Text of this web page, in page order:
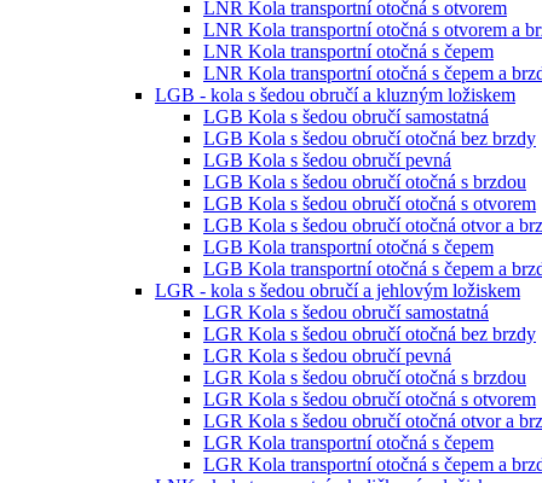
LNR Kola transportní otočná s otvorem
LNR Kola transportní otočná s otvorem a
LNR Kola transportní otočná s čepem
LNR Kola transportní otočná s čepem a
LGB - kola s šedou obručí a kluzným ložiskem
LGB Kola s šedou obručí samostatná
LGB Kola s šedou obručí otočná bez brzdy
LGB Kola s šedou obručí pevná
LGB Kola s šedou obručí otočná s brzdou
LGB Kola s šedou obručí otočná s otvorem
LGB Kola s šedou obručí otočná otvor a
LGB Kola transportní otočná s čepem
LGB Kola transportní otočná s čepem a
LGR - kola s šedou obručí a jehlovým ložiskem
LGR Kola s šedou obručí samostatná
LGR Kola s šedou obručí otočná bez brzdy
LGR Kola s šedou obručí pevná
LGR Kola s šedou obručí otočná s brzdou
LGR Kola s šedou obručí otočná s otvorem
LGR Kola s šedou obručí otočná otvor a
LGR Kola transportní otočná s čepem
LGR Kola transportní otočná s čepem a